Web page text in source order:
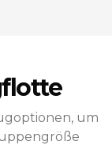
um